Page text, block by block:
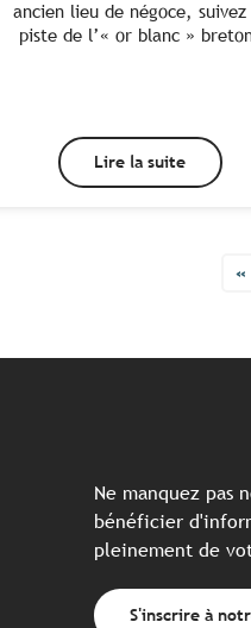
ancien lieu de négoce, suivez
piste de l’« or blanc »
Lire la suite
«
Ne manquez pas
bénéficier
pleinement de
S'inscrire à